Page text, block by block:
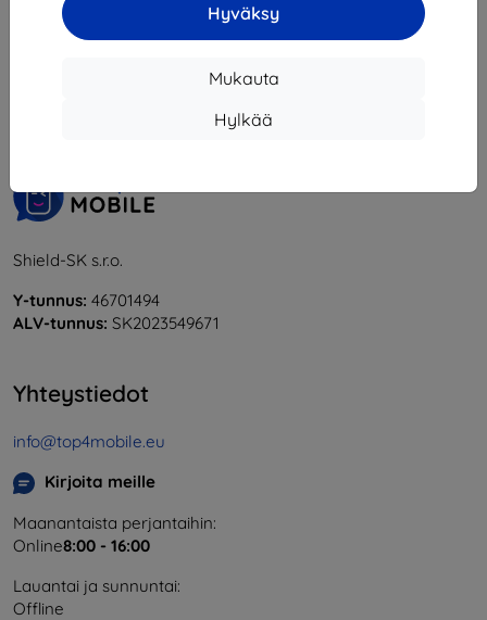
Hyväksy
Mukauta
Hylkää
yhteensä6.
Shield-SK s.r.o.
Y-tunnus: 46701494
ALV-tunnus: SK2023549671
Yhteystiedot
info@top4mobile.eu
Kirjoita meille
Maanantaista perjantaihin:
Online8:00 - 16:00
Lauantai ja sunnuntai:
Offline